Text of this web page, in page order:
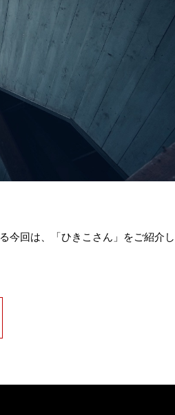
今回は、「ひきこさん」をご紹介し